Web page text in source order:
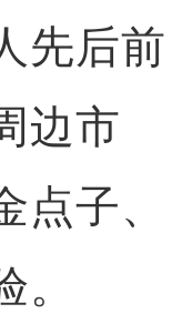
先后前
边市
点子、